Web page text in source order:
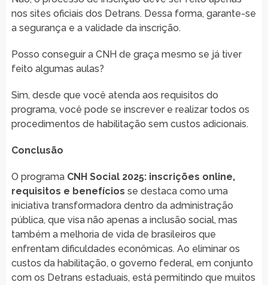
nos sites oficiais dos Detrans. Dessa forma, garante-se
a segurança e a validade da inscrição.
Posso conseguir a CNH de graça mesmo se já tiver
feito algumas aulas?
Sim, desde que você atenda aos requisitos do
programa, você pode se inscrever e realizar todos os
procedimentos de habilitação sem custos adicionais.
Conclusão
O programa CNH Social 2025: inscrições online,
requisitos e benefícios se destaca como uma
iniciativa transformadora dentro da administração
pública, que visa não apenas a inclusão social, mas
também a melhoria de vida de brasileiros que
enfrentam dificuldades econômicas. Ao eliminar os
custos da habilitação, o governo federal, em conjunto
com os Detrans estaduais, está permitindo que muitos